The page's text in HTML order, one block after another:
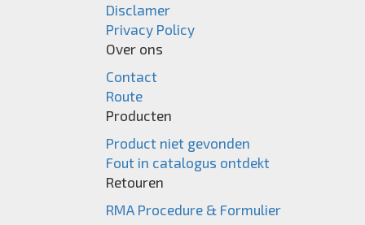
Disclamer
Privacy Policy
Over ons
Contact
Route
Producten
Product niet gevonden
Fout in catalogus ontdekt
Retouren
RMA Procedure & Formulier